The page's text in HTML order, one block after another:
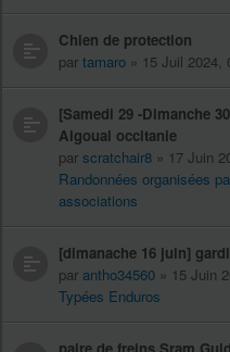
Chien de protection
par tamaro » 15 Juil 2024,
[Samedi 29 -Dimanche
Aigoual occitanie
par scratchair8 » 17 Juin
Randonnées organisées
associations
[dimanache 16 juin]
par antho34560 » 15 Juin
Typées Enduros